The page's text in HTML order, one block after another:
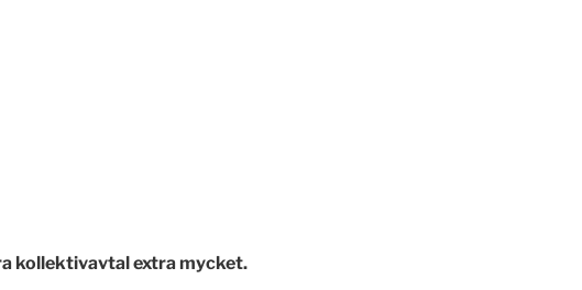
kollektivavtal extra mycket.